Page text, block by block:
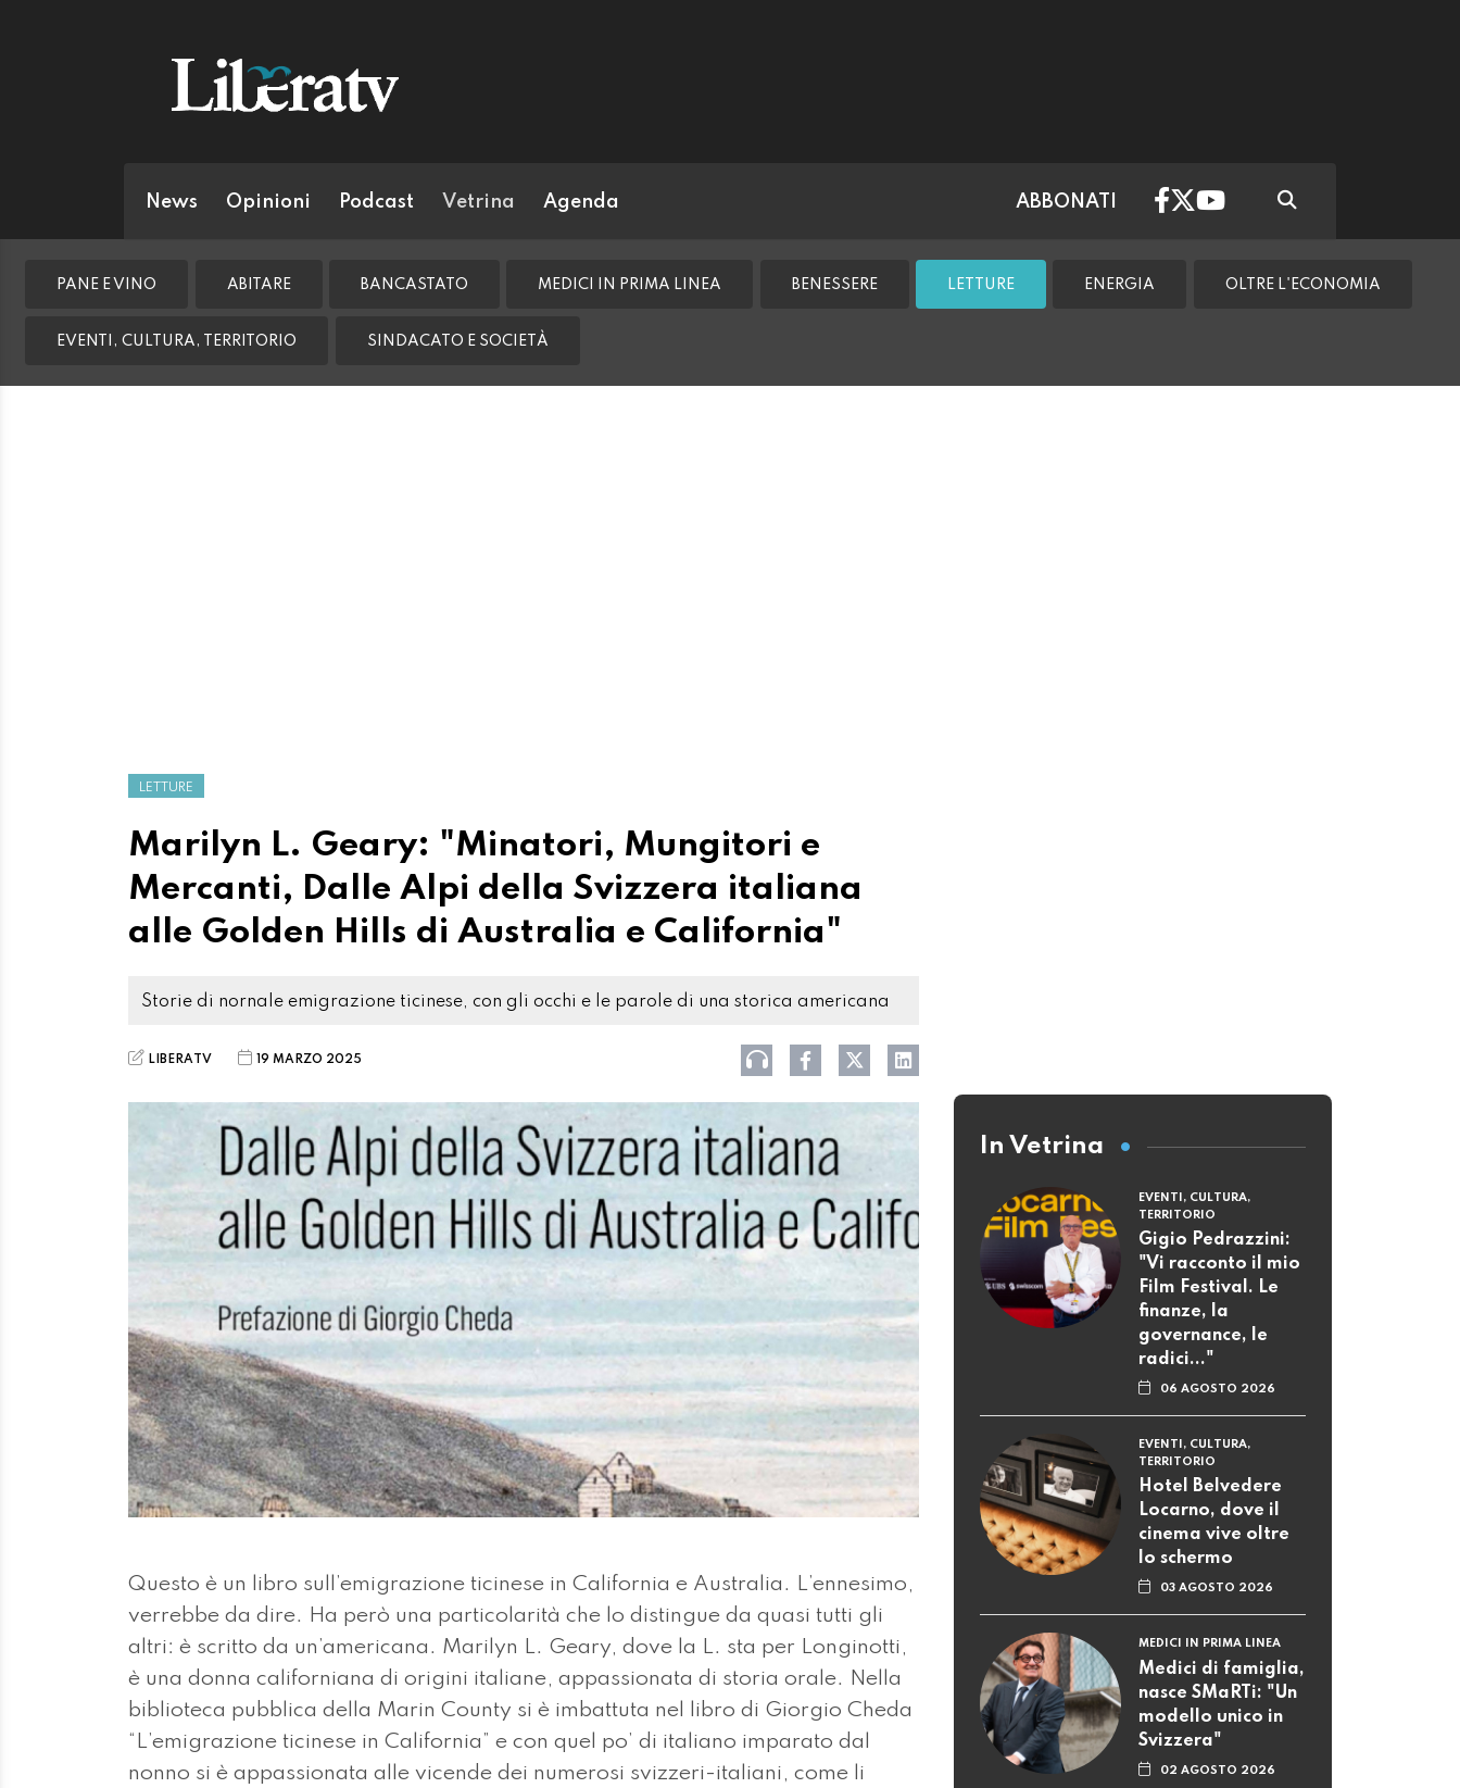
News Opinioni Podcast Vetrina Agenda ABBONATI
PANE E VINO ABITARE BANCASTATO MEDICI IN PRIMA LINEA BENESSERE LETTURE ENERGIA OLTRE L'ECONOMIA
EVENTI, CULTURA, TERRITORIO SINDACATO E SOCIETÀ
LETTURE
Marilyn L. Geary: "Minatori, Mungitori e
Mercanti, Dalle Alpi della Svizzera italiana
alle Golden Hills di Australia e California"
Storie di nornale emigrazione ticinese, con gli occhi e le parole di una storica americana
LIBERATV 19 MARZO 2025
Questo è un libro sull’emigrazione ticinese in California e Australia. L’ennesimo,
verrebbe da dire. Ha però una particolarità che lo distingue da quasi tutti gli
altri: è scritto da un’americana. Marilyn L. Geary, dove la L. sta per Longinotti,
è una donna californiana di origini italiane, appassionata di storia orale. Nella
biblioteca pubblica della Marin County si è imbattuta nel libro di Giorgio Cheda
“L’emigrazione ticinese in California” e con quel po’ di italiano imparato dal
nonno si è appassionata alle vicende dei numerosi svizzeri-italiani, come li
In Vetrina
EVENTI, CULTURA,
TERRITORIO
Gigio Pedrazzini:
"Vi racconto il mio
Film Festival. Le
finanze, la
governance, le
radici..."
06 AGOSTO 2026
EVENTI, CULTURA,
TERRITORIO
Hotel Belvedere
Locarno, dove il
cinema vive oltre
lo schermo
03 AGOSTO 2026
MEDICI IN PRIMA LINEA
Medici di famiglia,
nasce SMaRTi: "Un
modello unico in
Svizzera"
02 AGOSTO 2026